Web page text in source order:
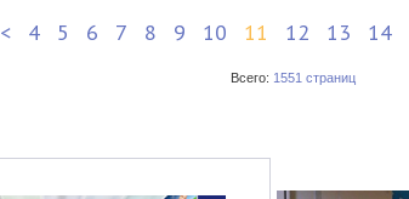
< 4 5 6 7 8 9 10 11 12 13 14
Всего: 1551 страниц